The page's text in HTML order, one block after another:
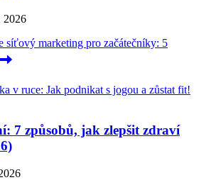
2026
síťový marketing pro začátečníky: 5
7 způsobů, jak zlepšit zdraví